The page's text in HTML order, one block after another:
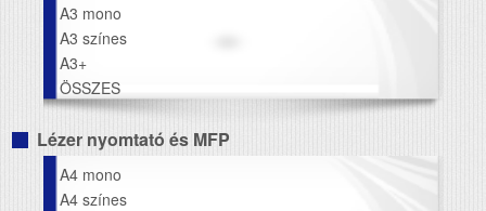
A3 mono
A3 színes
A3+
ÖSSZES
Lézer nyomtató és MFP
A4 mono
A4 színes